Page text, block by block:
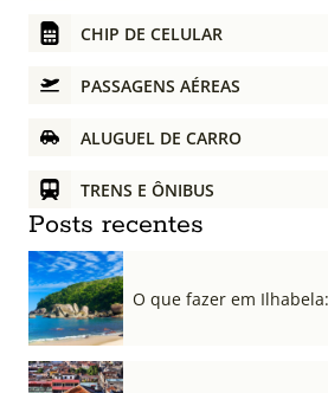
CHIP DE CELULAR
PASSAGENS AÉREAS
ALUGUEL DE CARRO
TRENS E ÔNIBUS
Posts recentes
O que fazer em